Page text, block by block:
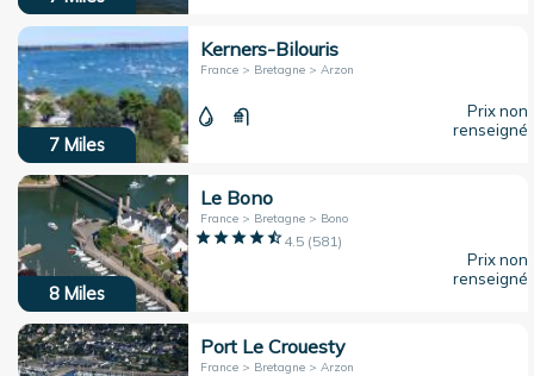
7 Miles
Kerners-Bilouris
France > Bretagne > Arzon
Prix non
renseigné
8 Miles
Le Bono
France > Bretagne > Bono
4.5(581)
Prix non
renseigné
Port Le Crouesty
France > Bretagne > Arzon